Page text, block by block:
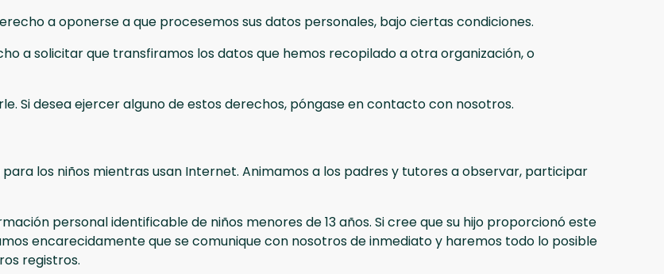
a oponerse a que procesemos sus datos personales, bajo ciertas condiciones.
a solicitar que transfiramos los datos que hemos recopilado a otra organización, o
Si desea ejercer alguno de estos derechos, póngase en contacto con nosotros.
los niños mientras usan Internet. Animamos a los padres y tutores a observar, participar
personal identificable de niños menores de 13 años. Si cree que su hijo proporcionó este
encarecidamente que se comunique con nosotros de inmediato y haremos todo lo posible
registros.